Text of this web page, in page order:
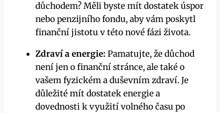
důchodem? Měli byste mít dostatek úspor
nebo penzijního fondu, aby vám poskytl
finanční jistotu v této nové fázi života.
Zdraví a energie: Pamatujte, že důchod
není jen o finanční stránce, ale také o
vašem fyzickém a duševním zdraví. Je
důležité mít dostatek energie a
dovednosti k využití volného času po